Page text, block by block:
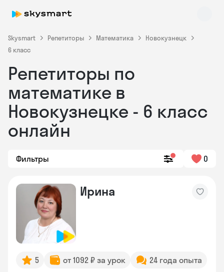
Skysmart Репетиторы Математика
Новокузнецк
6 класс
Репетиторы по
математике в
Новокузнецке - 6 класс
онлайн
Фильтры 0
Ирина
5 от 1092 ₽ за урок 24 года опыта
Skysmart Chat